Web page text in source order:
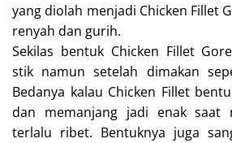
yang diolah menjadi Chicken Fillet
renyah dan gurih.
Sekilas bentuk Chicken Fillet
stik namun setelah dimakan
Bedanya kalau Chicken Fillet
dan memanjang jadi enak saat
terlalu ribet. Bentuknya juga